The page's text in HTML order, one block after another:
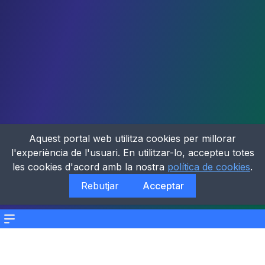
Menu
Aquest portal web utilitza cookies per millorar
l'experiència de l'usuari. En utilitzar-lo, accepteu totes
les cookies d'acord amb la nostra política de cookies.
Rebutjar
Acceptar